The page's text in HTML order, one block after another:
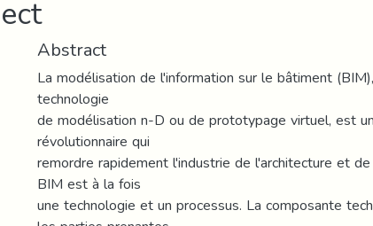
Abstract
La modélisation de l'information sur le bâtiment
technologie
de modélisation n-D ou de prototypage virtuel, est
révolutionnaire qui
remordre rapidement l'industrie de l'architecture et
BIM est à la fois
une technologie et un processus. La composante